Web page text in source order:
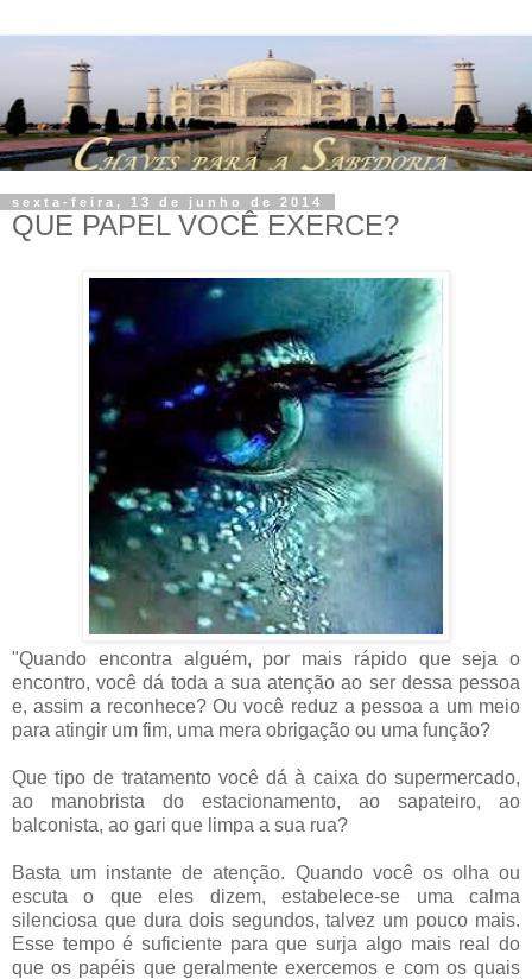
sexta-feira, 13 de junho de 2014
QUE PAPEL VOCÊ EXERCE?
"Quando encontra alguém, por mais rápido que seja o
encontro, você dá toda a sua atenção ao ser dessa pessoa
e, assim a reconhece? Ou você reduz a pessoa a um meio
para atingir um fim, uma mera obrigação ou uma função?
Que tipo de tratamento você dá à caixa do supermercado,
ao manobrista do estacionamento, ao sapateiro, ao
balconista, ao gari que limpa a sua rua?
Basta um instante de atenção. Quando você os olha ou
escuta o que eles dizem, estabelece-se uma calma
silenciosa que dura dois segundos, talvez um pouco mais.
Esse tempo é suficiente para que surja algo mais real do
que os papéis que geralmente exercemos e com os quais